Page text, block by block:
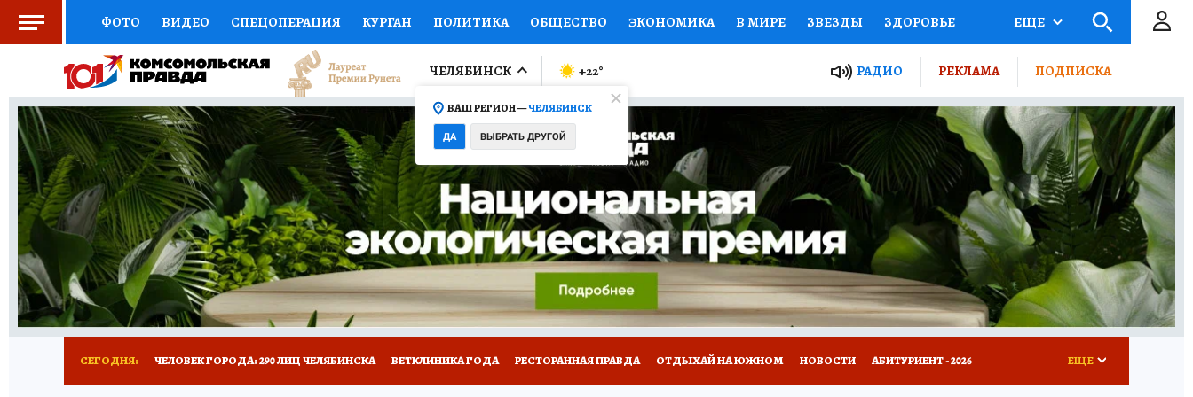
ФОТО ВИДЕО СПЕЦОПЕРАЦИЯ КУРГАН ПОЛИТИКА ОБЩЕСТВО ЭКОНОМИКА В МИРЕ ЗВЕЗДЫ ЗДОРОВЬЕ
СОЦПОДДЕРЖКА НАУКА СПОРТ КОЛУМНИСТЫ ПРОИСШЕСТВИЯ НАЦИОНАЛЬНЫЕ ПРОЕКТЫ РОССИИ
ВЫБОР ЭКСПЕРТОВ ДОКТОР ФИНАНСЫ ОТКРЫВАЕМ МИР Я ЗНАЮ СЕМЬЯ ЖЕНСКИЕ СЕКРЕТЫ ПУТЕВОДИТЕЛЬ
КНИЖНАЯ ПОЛКА ПРОГНОЗЫ НА СПОРТ ПРОМОКОДЫ СЕРИАЛЫ СПЕЦПРОЕКТЫ ДЕФИЦИТ ЖЕЛЕЗА ТУРИЗМ
ПРЕСС-ЦЕНТР НЕДВИЖИМОСТЬ ТЕЛЕВИЗОР КОЛЛЕКЦИИ КОНКУРСЫ РАБОТА У НАС ГИД ПОТРЕБИТЕЛЯ ВСЕ О КП
РАДИО КП ТЕСТЫ НОВОЕ НА САЙТЕ
ЕЩЕ
ЧЕЛЯБИНСК
ВАШ РЕГИОН —ЧЕЛЯБИНСК
ДА ВЫБРАТЬ ДРУГОЙ
+22° РАДИО РЕКЛАМА ПОДПИСКА
СЕГОДНЯ: ЧЕЛОВЕК ГОРОДА: 290 ЛИЦ ЧЕЛЯБИНСКА ВЕТКЛИНИКА ГОДА РЕСТОРАННАЯ ПРАВДА ОТДЫХАЙ НА ЮЖНОМ НОВОСТИ АБИТУРИЕНТ - 2026 ЕЩЕ